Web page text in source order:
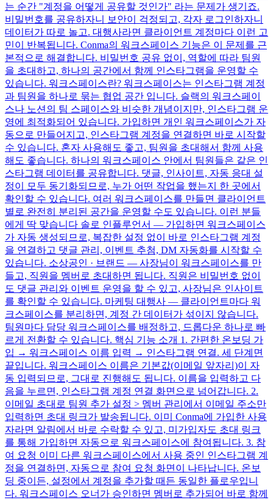
는 순간 "계정을 어떻게 공유할 것인가" 라는 문제가 생기죠.
비밀번호를 공유하자니 보안이 걱정되고, 각자 로그인하자니
데이터가 따로 놀고. 대행사라면 클라이언트 계정마다 이런 고
민이 반복됩니다. Conma의 워크스페이스 기능은 이 문제를 근
본적으로 해결합니다. 비밀번호 공유 없이, 역할에 따라 팀원
을 초대하고, 하나의 공간에서 함께 인스타그램을 운영할 수
있습니다. 워크스페이스란? 워크스페이스는 인스타그램 계정
과 팀원을 하나로 묶는 협업 공간 입니다. 슬랙의 워크스페이
스나 노션의 팀 스페이스와 비슷한 개념이지만, 인스타그램 운
영에 최적화되어 있습니다. 가입하면 개인 워크스페이스가 자
동으로 만들어지고, 인스타그램 계정을 연결하면 바로 시작할
수 있습니다. 혼자 사용해도 좋고, 팀원을 초대해서 함께 사용
해도 좋습니다. 하나의 워크스페이스 안에서 팀원들은 같은 인
스타그램 데이터를 공유합니다. 댓글, 인사이트, 자동 응대 설
정이 모두 동기화되므로, 누가 어떤 작업을 했는지 한 곳에서
확인할 수 있습니다. 여러 워크스페이스를 만들면 클라이언트
별로 완전히 분리된 공간을 운영할 수도 있습니다. 이런 분들
에게 딱 맞습니다 솔로 인플루언서 — 가입하면 워크스페이스
가 자동 생성되므로, 복잡한 설정 없이 바로 인스타그램 계정
을 연결하고 댓글 관리, 이벤트 추첨, DM 자동화를 시작할 수
있습니다. 소상공인 · 브랜드 — 사장님이 워크스페이스를 만
들고, 직원을 멤버로 초대하면 됩니다. 직원은 비밀번호 없이
도 댓글 관리와 이벤트 운영을 할 수 있고, 사장님은 인사이트
를 확인할 수 있습니다. 마케팅 대행사 — 클라이언트마다 워
크스페이스를 분리하면, 계정 간 데이터가 섞이지 않습니다.
팀원마다 담당 워크스페이스를 배정하고, 드롭다운 하나로 빠
르게 전환할 수 있습니다. 핵심 기능 소개 1. 간편한 온보딩 가
입 → 워크스페이스 이름 입력 → 인스타그램 연결. 세 단계면
끝입니다. 워크스페이스 이름은 기본값(이메일 앞자리)이 자
동 입력되므로, 그대로 진행해도 됩니다. 이름을 입력하고 다
음을 누르면, 인스타그램 계정 연결 화면으로 넘어갑니다. 2.
이메일 초대로 팀원 추가 설정 > 멤버 관리에서 이메일 주소만
입력하면 초대 링크가 발송됩니다. 이미 Conma에 가입한 사용
자라면 알림에서 바로 수락할 수 있고, 미가입자도 초대 링크
를 통해 가입하면 자동으로 워크스페이스에 참여됩니다. 3. 참
여 요청 이미 다른 워크스페이스에서 사용 중인 인스타그램 계
정을 연결하면, 자동으로 참여 요청 화면이 나타납니다. 온보
딩 중이든, 설정에서 계정을 추가할 때든 동일한 플로우입니
다. 워크스페이스 오너가 승인하면 멤버로 추가되어 바로 함께